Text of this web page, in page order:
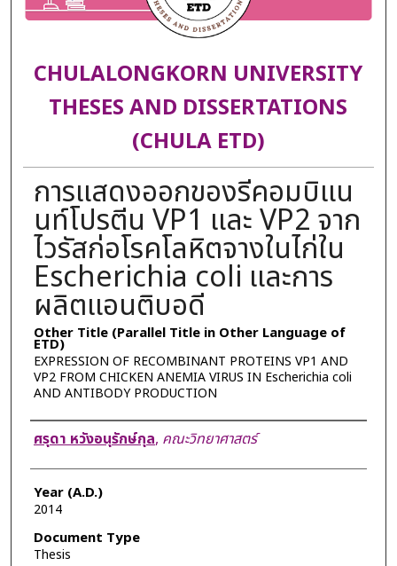
CHULALONGKORN UNIVERSITY
THESES AND DISSERTATIONS
(CHULA ETD)
การแสดงออกของรีคอมบิแน
นท์โปรตีน VP1 และ VP2 จาก
ไวรัสก่อโรคโลหิตจางในไก่ใน
Escherichia coli และการ
ผลิตแอนติบอดี
Other Title (Parallel Title in Other Language of
ETD)
EXPRESSION OF RECOMBINANT PROTEINS VP1 AND
VP2 FROM CHICKEN ANEMIA VIRUS IN Escherichia coli
AND ANTIBODY PRODUCTION
Author
ศรุดา หวังอนุรักษ์กุล, คณะวิทยาศาสตร์
Year (A.D.)
2014
Document Type
Thesis